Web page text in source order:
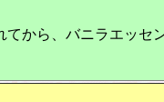
から、バニラエッセ